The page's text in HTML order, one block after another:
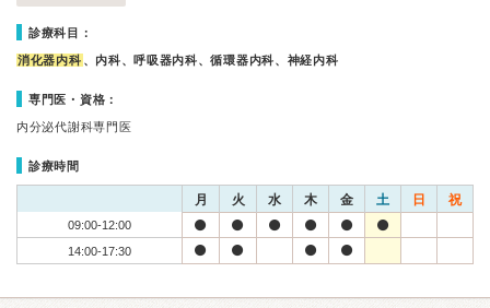
診療科目：
消化器内科 、内科、呼吸器内科、循環器内科、神経内科
専門医・資格：
内分泌代謝科専門医
診療時間
月 火 水 木 金 土 日 祝
09:00-12:00
14:00-17:30